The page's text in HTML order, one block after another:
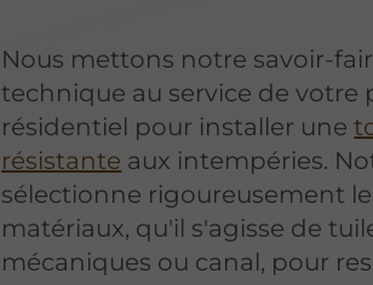
Nous mettons notre savoir-
technique au service de votre
résidentiel pour installer une
résistante aux intempéries.
sélectionne rigoureusement
matériaux, qu'il s'agisse de
mécaniques ou canal, pour